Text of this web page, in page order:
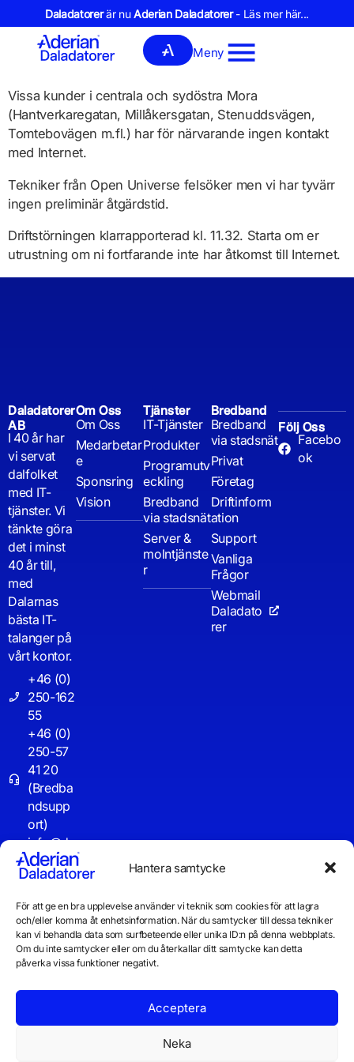
Hantera samtycke
För att ge en bra upplevelse använder vi teknik som cookies för att lagra
och/eller komma åt enhetsinformation. När du samtycker till dessa tekniker
kan vi behandla data som surfbeteende eller unika ID:n på denna webbplats.
Om du inte samtycker eller om du återkallar ditt samtycke kan detta
påverka vissa funktioner negativt.
Acceptera
Neka
Daladatorerär nuAderian Daladatorer- Läs mer här...
Meny
Vissa kunder i centrala och sydöstra Mora
(Hantverkaregatan, Millåkersgatan, Stenuddsvägen,
Tomtebovägen m.fl.) har för närvarande ingen kontakt
med Internet.
Tekniker från Open Universe felsöker men vi har tyvärr
ingen preliminär åtgärdstid.
Driftstörningen klarrapporterad kl. 11.32. Starta om er
utrustning om ni fortfarande inte har åtkomst till Internet.
Daladatorer
AB
I 40 år har
vi servat
dalfolket
med IT-
tjänster. Vi
tänkte göra
det i minst
40 år till,
med
Dalarnas
bästa IT-
talanger på
vårt kontor.
+46 (0)
250-162
55
+46 (0)
250-57
41 20
(Bredba
ndsupp
ort)
info@d
aladator
er.se
Driftinf
o
Om Oss
Om Oss
Medarbetar
e
Sponsring
Vision
Tjänster
IT-Tjänster
Produkter
Programutv
eckling
Bredband
via stadsnät
Server &
molntjänste
r
Bredband
Bredband
via stadsnät
Privat
Företag
Driftinform
ation
Support
Vanliga
Frågor
Webmail
Daladato
rer
Följ Oss
Facebo
ok